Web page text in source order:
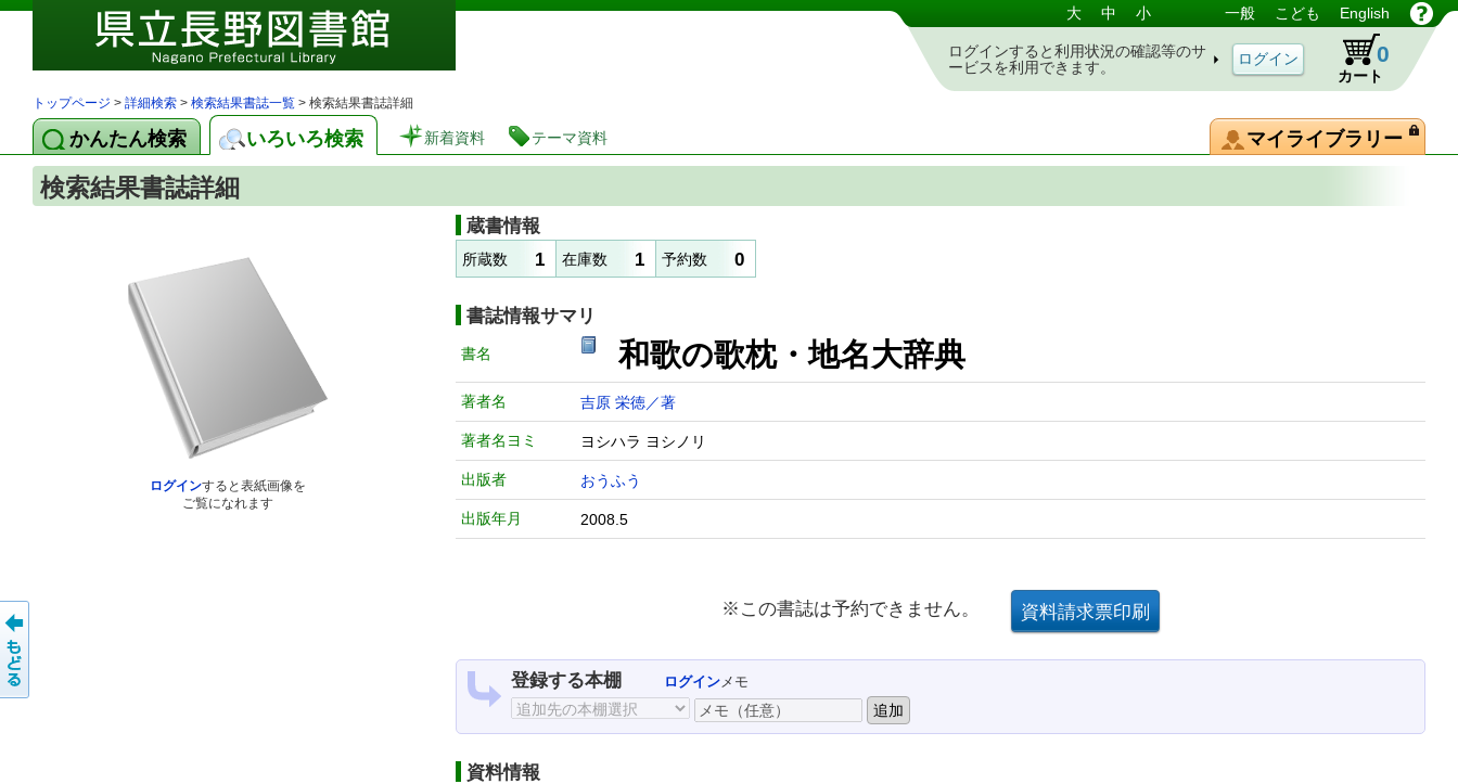
図書館 蔵書検索・予約システム 大 中 小 一般 こども English
ログインすると利用状況の確認等のサ
ービスを利用できます。
カート
0
トップページ > 詳細検索 > 検索結果書誌一覧 > 検索結果書誌詳細
かんたん検索 いろいろ検索 新着資料 テーマ資料 マイライブラリー
検索結果書誌詳細
ログインすると表紙画像を
ご覧になれます
蔵書情報
所蔵数 1 在庫数 1 予約数 0
書誌情報サマリ
書名 和歌の歌枕・地名大辞典
著者名 吉原 栄徳／著
著者名ヨミ ヨシハラ ヨシノリ
出版者 おうふう
出版年月 2008.5
※この書誌は予約できません。
登録する本棚 ログインメモ
資料情報